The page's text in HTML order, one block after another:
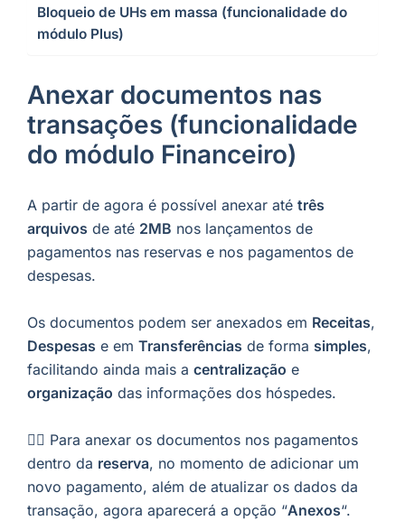
Bloqueio de UHs em massa (funcionalidade do
módulo Plus)
Anexar documentos nas
transações (funcionalidade
do módulo Financeiro)
A partir de agora é possível anexar até três
arquivos de até 2MB nos lançamentos de
pagamentos nas reservas e nos pagamentos de
despesas.
Os documentos podem ser anexados em Receitas,
Despesas e em Transferências de forma simples,
facilitando ainda mais a centralização e
organização das informações dos hóspedes.
👉🏼 Para anexar os documentos nos pagamentos
dentro da reserva, no momento de adicionar um
novo pagamento, além de atualizar os dados da
transação, agora aparecerá a opção “Anexos“.